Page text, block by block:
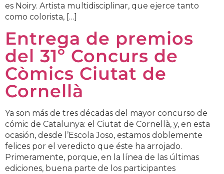
es Noiry. Artista multidisciplinar, que ejerce tanto
como colorista, […]
Entrega de premios
del 31º Concurs de
Còmics Ciutat de
Cornellà
Ya son más de tres décadas del mayor concurso de
cómic de Catalunya: el Ciutat de Cornellà, y, en esta
ocasión, desde l’Escola Joso, estamos doblemente
felices por el veredicto que éste ha arrojado.
Primeramente, porque, en la línea de las últimas
ediciones, buena parte de los participantes